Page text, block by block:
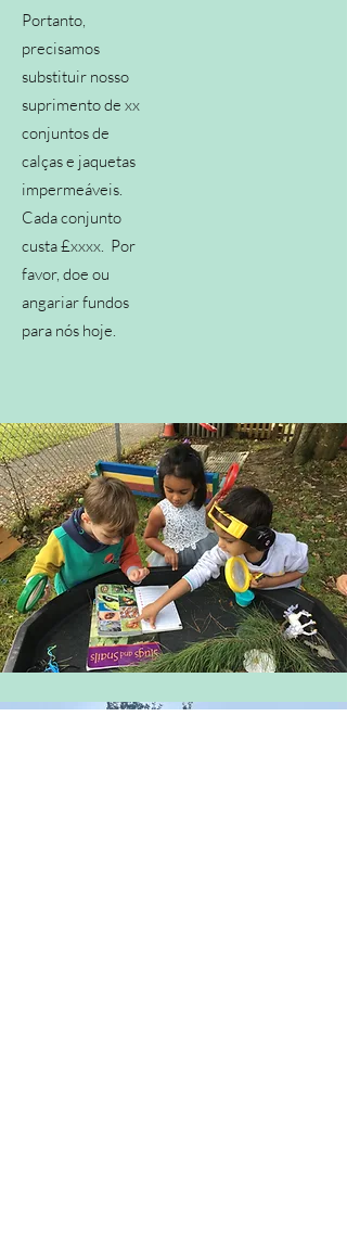
Portanto,
precisamos
substituir nosso
suprimento de xx
conjuntos de
calças e jaquetas
impermeáveis.
Cada conjunto
custa £xxxx. Por
favor, doe ou
angariar fundos
para nós hoje.